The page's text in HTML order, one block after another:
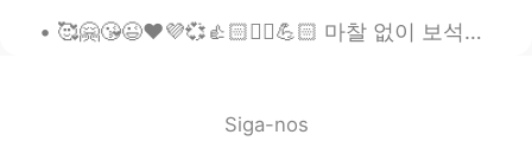
🥰🤗😘😉❤️💜💞👍🏻✌🏻💪🏻 마찰 없이 보석을 광나게 할 수 없듯 시련 없이 사람을 완전하게 할수 없다. The gem cannot be polished without fri...
Siga-nos